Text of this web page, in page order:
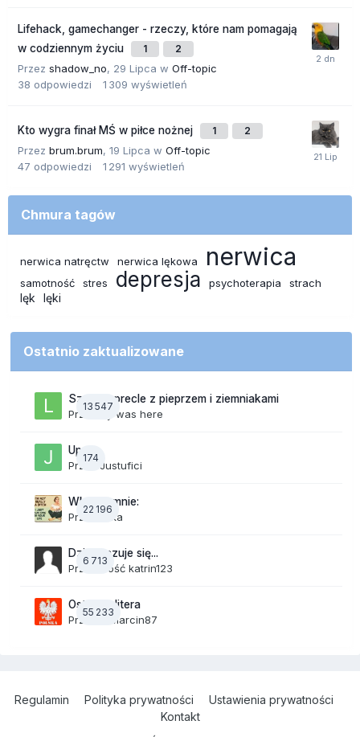
Lifehack, gamechanger - rzeczy, które nam pomagają
w codziennym życiu
1 2
Przez shadow_no, 29 Lipca w Off-topic
38 odpowiedzi 1 309 wyświetleń
Kto wygra finał MŚ w piłce nożnej 1 2
Przez brum.brum, 19 Lipca w Off-topic
47 odpowiedzi 1 291 wyświetleń
Chmura tagów
nerwica natręctw nerwica lękowa nerwica
samotność stres depresja psychoterapia strach
lęk lęki
Ostatnio zaktualizowane
13 547
Szalone precle z pieprzem i ziemniakami
Przez lily was here
174
Upały
Przez Justufici
22 196
Wkurza mnie:
Przezlinka
6 713
Dzisiaj czuje się...
Przez Gość katrin123
55 233
Ostatnia litera
Przez19Marcin87
Regulamin Polityka prywatności
Ustawienia prywatności
Kontakt